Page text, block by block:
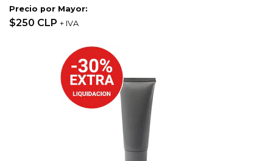
Precio por Mayor:
$250 CLP + IVA